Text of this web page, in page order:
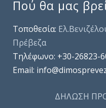
Πού θα μας
Τοποθεσία:
Πρέβεζα
Τηλέφωνo: +30-26823-
Email:
ΔΗΛΩΣΗ